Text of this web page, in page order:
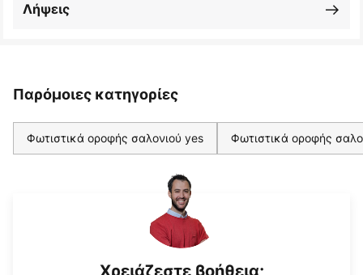
Λήψεις
Παρόμοιες κατηγορίες
Φωτιστικά οροφής σαλονιού yes Φωτιστικά οροφής
Χρειάζεστε βοήθεια;